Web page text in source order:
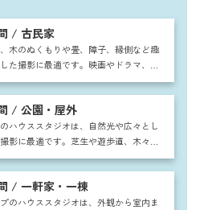
/ 古民家
木のぬくもりや畳、障子、縁側など趣
た撮影に最適です。映画やドラマ、広
用途に利用でき、和の暮らしを再現す
る作品作りが可能です。自然光と調和
気は人物や商品の魅力を引き出し、四
含めて非日常感と情緒を演出できま
/ 公園・屋外
ハウススタジオは、自然光や広々とし
影に最適です。芝生や遊歩道、木々や
ことで、ファッションや広告、家族写
まで幅広く対応可能。四季折々の自然
でき、ドラマやCM、MVなどストーリ
しています。
/ 一軒家・一棟
のハウススタジオは、外観から室内ま